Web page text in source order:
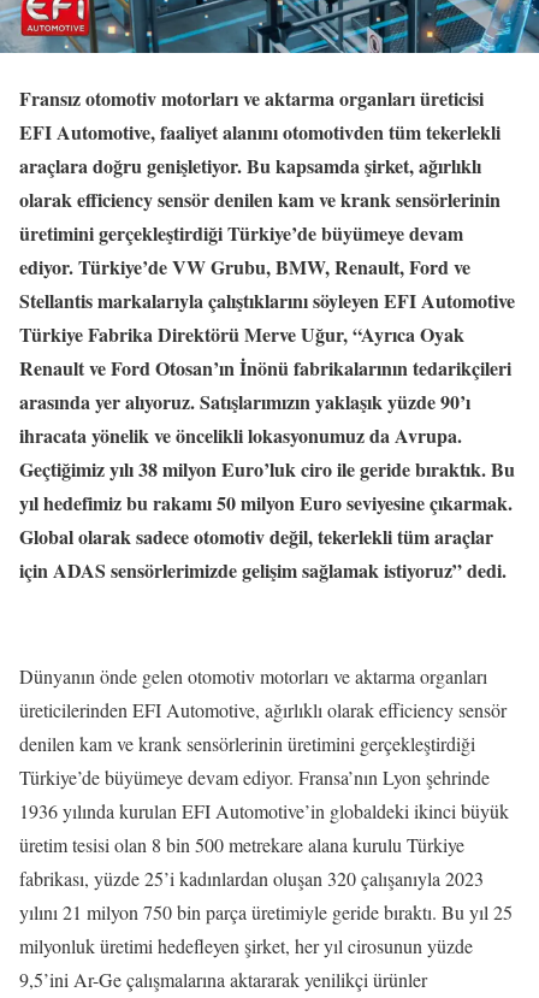
Fransız otomotiv motorları ve aktarma organları üreticisi
EFI Automotive, faaliyet alanını otomotivden tüm tekerlekli
araçlara doğru genişletiyor. Bu kapsamda şirket, ağırlıklı
olarak efficiency sensör denilen kam ve krank sensörlerinin
üretimini gerçekleştirdiği Türkiye’de büyümeye devam
ediyor. Türkiye’de VW Grubu, BMW, Renault, Ford ve
Stellantis markalarıyla çalıştıklarını söyleyen EFI Automotive
Türkiye Fabrika Direktörü Merve Uğur, “Ayrıca Oyak
Renault ve Ford Otosan’ın İnönü fabrikalarının tedarikçileri
arasında yer alıyoruz. Satışlarımızın yaklaşık yüzde 90’ı
ihracata yönelik ve öncelikli lokasyonumuz da Avrupa.
Geçtiğimiz yılı 38 milyon Euro’luk ciro ile geride bıraktık. Bu
yıl hedefimiz bu rakamı 50 milyon Euro seviyesine çıkarmak.
Global olarak sadece otomotiv değil, tekerlekli tüm araçlar
için ADAS sensörlerimizde gelişim sağlamak istiyoruz” dedi.
Dünyanın önde gelen otomotiv motorları ve aktarma organları
üreticilerinden EFI Automotive, ağırlıklı olarak efficiency sensör
denilen kam ve krank sensörlerinin üretimini gerçekleştirdiği
Türkiye’de büyümeye devam ediyor. Fransa’nın Lyon şehrinde
1936 yılında kurulan EFI Automotive’in globaldeki ikinci büyük
üretim tesisi olan 8 bin 500 metrekare alana kurulu Türkiye
fabrikası, yüzde 25’i kadınlardan oluşan 320 çalışanıyla 2023
yılını 21 milyon 750 bin parça üretimiyle geride bıraktı. Bu yıl 25
milyonluk üretimi hedefleyen şirket, her yıl cirosunun yüzde
9,5’ini Ar-Ge çalışmalarına aktararak yenilikçi ürünler